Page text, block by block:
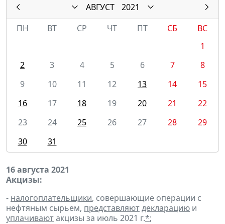
АВГУСТ
2021
ПН
ВТ СР ЧТ ПТ СБ
ВС
1
2
3 4 5 6 7
8
9
10 11 12 13 14
15
16
17 18 19 20 21
22
23
24 25 26 27 28
29
30
31
16 августа 2021
Акцизы:
- налогоплательщики, совершающие операции с
нефтяным сырьем, представляютдекларацию и
уплачиваютакцизы за июль 2021 г.*;